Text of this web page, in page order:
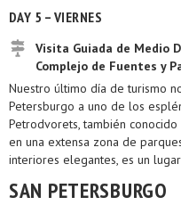
DAY 5 – VIERNES
Visita Guiada de Medio
Complejo de Fuentes y
Nuestro último día de turismo
Petersburgo a uno de los
Petrodvorets, también
en una extensa zona de
interiores elegantes, es un
SAN PETERSBURGO